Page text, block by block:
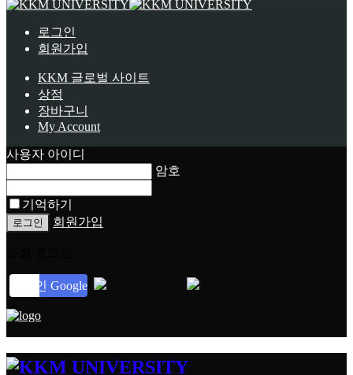
로그인
회원가입
KKM 글로벌 사이트
상점
장바구니
My Account
사용자 아이디
암호
기억하기
회원가입
로그인 Google